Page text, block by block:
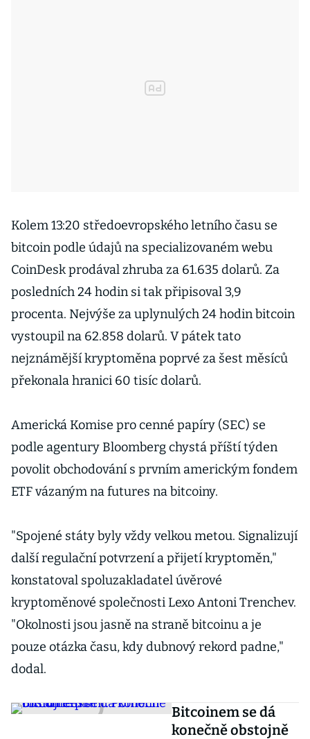
Kolem 13:20 středoevropského letního času se
bitcoin podle údajů na specializovaném webu
CoinDesk prodával zhruba za 61.635 dolarů. Za
posledních 24 hodin si tak připisoval 3,9
procenta. Nejvýše za uplynulých 24 hodin bitcoin
vystoupil na 62.858 dolarů. V pátek tato
nejznámější kryptoměna poprvé za šest měsíců
překonala hranici 60 tisíc dolarů.
Americká Komise pro cenné papíry (SEC) se
podle agentury Bloomberg chystá příští týden
povolit obchodování s prvním americkým fondem
ETF vázaným na futures na bitcoiny.
"Spojené státy byly vždy velkou metou. Signalizují
další regulační potvrzení a přijetí kryptoměn,"
konstatoval spoluzakladatel úvěrové
kryptoměnové společnosti Lexo Antoni Trenchev.
"Okolnosti jsou jasně na straně bitcoinu a je
pouze otázka času, kdy dubnový rekord padne,"
dodal.
Bitcoinem se dá
konečně obstojně